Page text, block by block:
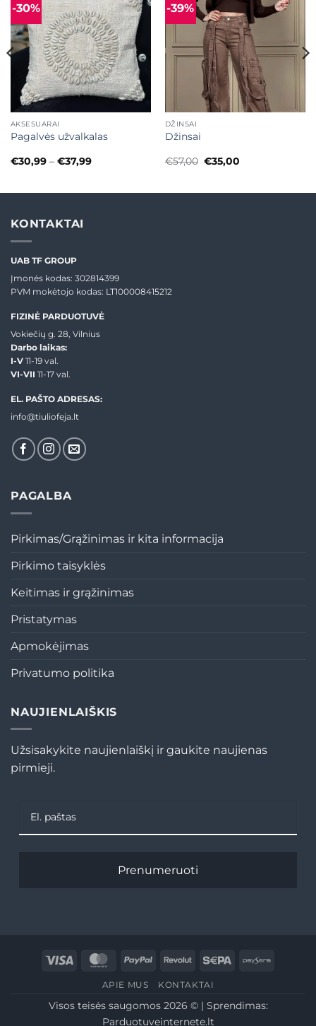
-30% Mėgstamiausias
AKSESUARAI
Pagalvės užvalkalas
€30,99 – €37,99Price
-39% Mėgstamiausias
DŽINSAI
Džinsai
€57,00 Original
price
€35,00Current
KONTAKTAI
UAB TF GROUP
Įmonės kodas: 302814399
PVM mokėtojo kodas: LT100008415212
FIZINĖ PARDUOTUVĖ
Vokiečių g. 28, Vilnius
Darbo laikas:
I-V 11-19 val.
VI-VII 11-17 val.
EL. PAŠTO ADRESAS:
info@tiuliofeja.lt
PAGALBA
Pirkimas/Grąžinimas ir kita informacija
Pirkimo taisyklės
Keitimas ir grąžinimas
Pristatymas
Apmokėjimas
Privatumo politika
NAUJIENLAIŠKIS
Užsisakykite naujienlaiškį ir gaukite naujienas
pirmieji.
Prenumeruoti
Visa MasterCardPayPal Revolut Sepa Paysera
APIE MUS KONTAKTAI
Visos teisės saugomos 2026 © | Sprendimas:
Parduotuveinternete.lt